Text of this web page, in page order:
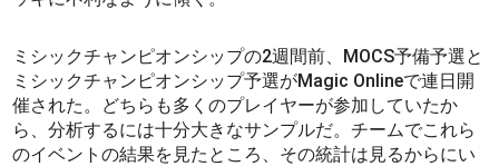
ミシックチャンピオンシップの2週間前、MOCS予備予選と
ミシックチャンピオンシップ予選がMagic Onlineで連日開
催された。どちらも多くのプレイヤーが参加していたか
ら、分析するには十分大きなサンプルだ。チームでこれら
のイベントの結果を見たところ、その統計は見るからにい